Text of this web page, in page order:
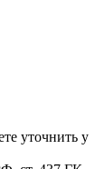
уточнить у